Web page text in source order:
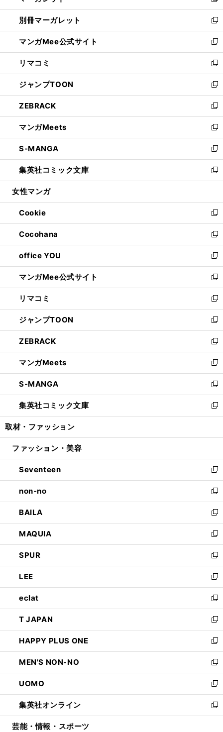
開
く
ウ
で
開
く
ウ
ィ
ン
ド
ウ
で
開
く
し
い
ウ
ィ
ン
ド
ウ
で
開
く
別冊マーガレット
新
し
い
ウ
ィ
ン
ド
ウ
で
開
く
マンガMee公式サイト
新
し
い
ウ
ィ
ン
ド
ウ
で
開
く
リマコミ
新
し
い
ウ
ィ
ン
ド
ウ
で
開
く
ジャンプTOON
新
し
い
ウ
ィ
ン
ド
ウ
で
開
ZEBRACK
新
し
い
ウ
ィ
ン
ド
ウ
開
く
マンガMeets
新
し
い
ウ
ィ
ン
ウ
で
開
く
S-MANGA
新
し
い
ウ
ン
ド
ウ
で
開
く
集英社コミック文庫
新
し
ウ
ィ
ン
ド
ウ
で
開
く
女性マンガ
Cookie
新
し
い
ウ
ィ
ン
ド
ウ
で
開
く
Cocohana
新
し
い
ウ
ィ
ン
ド
ウ
で
開
く
office YOU
新
し
い
ウ
ィ
ン
ド
ウ
で
開
く
マンガMee公式サイト
新
し
い
ウ
ィ
ン
ド
ウ
で
開
く
リマコミ
新
し
い
ウ
ィ
ン
ド
ウ
で
開
く
ジャンプTOON
新
し
い
ウ
ィ
ン
ド
ウ
で
開
ZEBRACK
新
し
い
ウ
ィ
ン
ド
ウ
開
マンガMeets
新
し
い
ウ
ィ
ン
ウ
開
く
S-MANGA
新
し
い
ウ
ン
ウ
で
開
く
集英社コミック文庫
新
し
ウ
ン
ド
ウ
で
開
く
取材・ファッション
ファッション・美容
Seventeen
新
し
い
ウ
ィ
ン
ド
ウ
で
開
く
non-no
新
し
い
ウ
ィ
ン
ド
ウ
で
開
く
BAILA
新
し
い
ウ
ィ
ン
ド
ウ
で
開
く
MAQUIA
新
し
い
ウ
ィ
ン
ド
ウ
で
開
く
SPUR
新
し
い
ウ
ィ
ン
ド
ウ
で
開
く
LEE
新
し
い
ウ
ィ
ン
ド
ウ
で
開
く
eclat
新
し
い
ウ
ィ
ン
ド
ウ
で
開
く
T JAPAN
新
し
い
ウ
ィ
ン
ド
ウ
で
開
HAPPY PLUS ONE
新
し
い
ウ
ィ
ン
ド
ウ
MEN'S NON-NO
新
し
い
ウ
ィ
ン
UOMO
新
し
い
ウ
集英社オンライン
新
し
芸能・情報・スポーツ